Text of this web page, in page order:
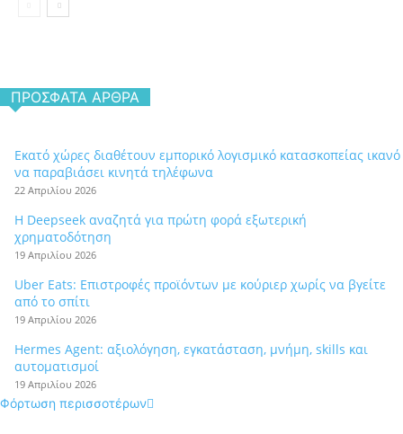
ΠΡΌΣΦΑΤΑ ΆΡΘΡΑ
Εκατό χώρες διαθέτουν εμπορικό λογισμικό κατασκοπείας ικανό
να παραβιάσει κινητά τηλέφωνα
22 Απριλίου 2026
Η Deepseek αναζητά για πρώτη φορά εξωτερική
χρηματοδότηση
19 Απριλίου 2026
Uber Eats: Επιστροφές προϊόντων με κούριερ χωρίς να βγείτε
από το σπίτι
19 Απριλίου 2026
Hermes Agent: αξιολόγηση, εγκατάσταση, μνήμη, skills και
αυτοματισμοί
19 Απριλίου 2026
Φόρτωση περισσοτέρων